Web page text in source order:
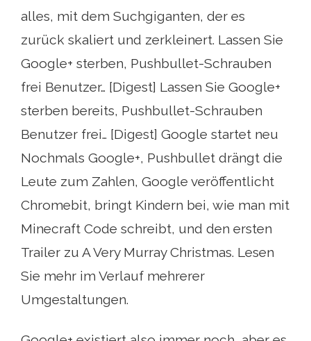
alles, mit dem Suchgiganten, der es
zurück skaliert und zerkleinert. Lassen Sie
Google+ sterben, Pushbullet-Schrauben
frei Benutzer… [Digest] Lassen Sie Google+
sterben bereits, Pushbullet-Schrauben
Benutzer frei… [Digest] Google startet neu
Nochmals Google+, Pushbullet drängt die
Leute zum Zahlen, Google veröffentlicht
Chromebit, bringt Kindern bei, wie man mit
Minecraft Code schreibt, und den ersten
Trailer zu A Very Murray Christmas. Lesen
Sie mehr im Verlauf mehrerer
Umgestaltungen.